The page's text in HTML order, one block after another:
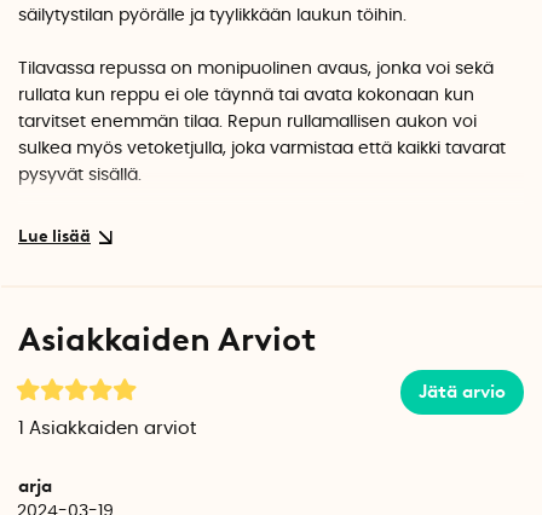
säilytystilan pyörälle ja tyylikkään laukun töihin.
Tilavassa repussa on monipuolinen avaus, jonka voi sekä
rullata kun reppu ei ole täynnä tai avata kokonaan kun
tarvitset enemmän tilaa. Repun rullamallisen aukon voi
sulkea myös vetoketjulla, joka varmistaa että kaikki tavarat
pysyvät sisällä.
Repun tilavuus on 18 litraa ja siinä on suuri pehmustettu
käsiksi. Ulkopuolella on myös tasku, johon voit laittaa
Rixen & Kaul -koukut on piilotettu selkää vasten,
paikoilleen ja reppu on helppo kiinnittää avattavalla
Asiakkaiden Arviot
Jätä arvio
Asiakkaiden arviot
arja
2024-03-19